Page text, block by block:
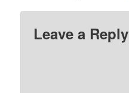
Leave a Reply